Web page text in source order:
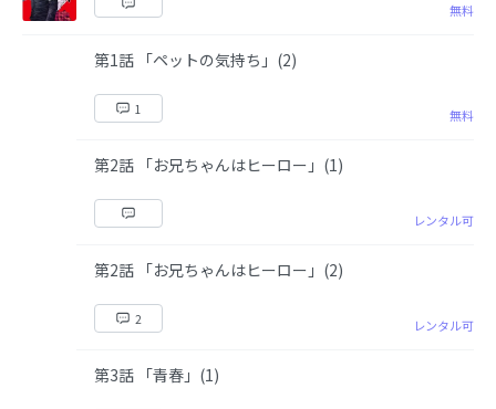
無料
第1話 「ペットの気持ち」(2)
1 無料
第2話 「お兄ちゃんはヒーロー」(1)
レンタル可
第2話 「お兄ちゃんはヒーロー」(2)
2 レンタル可
第3話 「青春」(1)